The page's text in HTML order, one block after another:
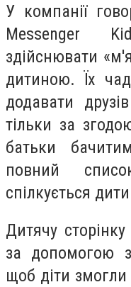
У компанії
Messenger
здійснювати
дитиною. Їх
додавати
тільки за
батьки
повний
спілкується
Дитячу
за допомогою
щоб діти